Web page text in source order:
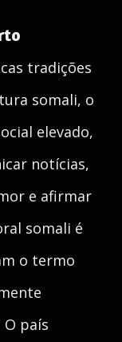
tradições
somali, o
elevado,
notícias,
e afirmar
somali é
o termo
país